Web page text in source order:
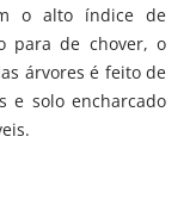
o alto índice de
para de chover, o
árvores é feito de
e solo encharcado